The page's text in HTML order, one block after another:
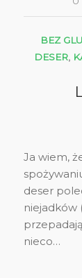
BEZ
DESER,
Ja wiem,
deser
niejadków
nieco…